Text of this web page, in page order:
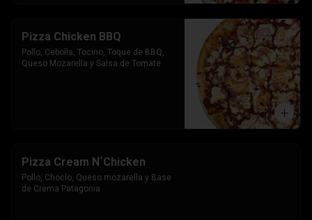
Pizza Chicken BBQ
Pollo, Cebolla, Tocino, Toque de BBQ,
Queso Mozarella y Salsa de Tomate
Pizza Cream N´Chicken
Pollo, Choclo, Queso mozarella y Base
de Crema Patagonia